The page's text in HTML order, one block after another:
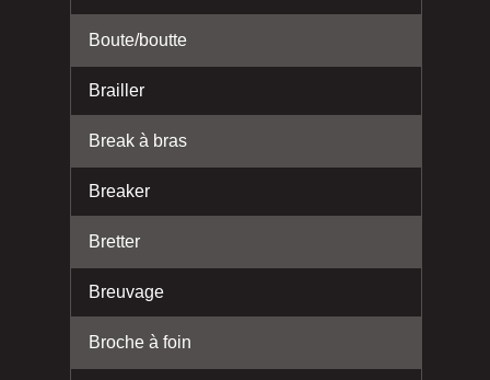
Boute/boutte
Brailler
Break à bras
Breaker
Bretter
Breuvage
Broche à foin